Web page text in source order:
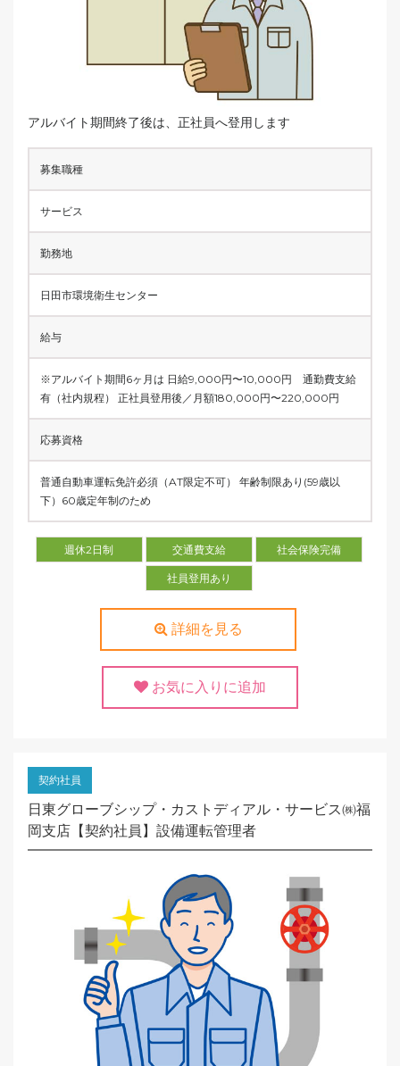
アルバイト期間終了後は、正社員へ登用します
募集職種
サービス
勤務地
日田市環境衛生センター
給与
※アルバイト期間6ヶ月は 日給9,000円〜10,000円 通勤費支給
有（社内規程） 正社員登用後／月額180,000円〜220,000円
応募資格
普通自動車運転免許必須（AT限定不可） 年齢制限あり(59歳以
下）60歳定年制のため
週休2日制 交通費支給 社会保険完備
社員登用あり
詳細を見る
お気に入りに追加
契約社員
日東グローブシップ・カストディアル・サービス㈱福
岡支店【契約社員】設備運転管理者